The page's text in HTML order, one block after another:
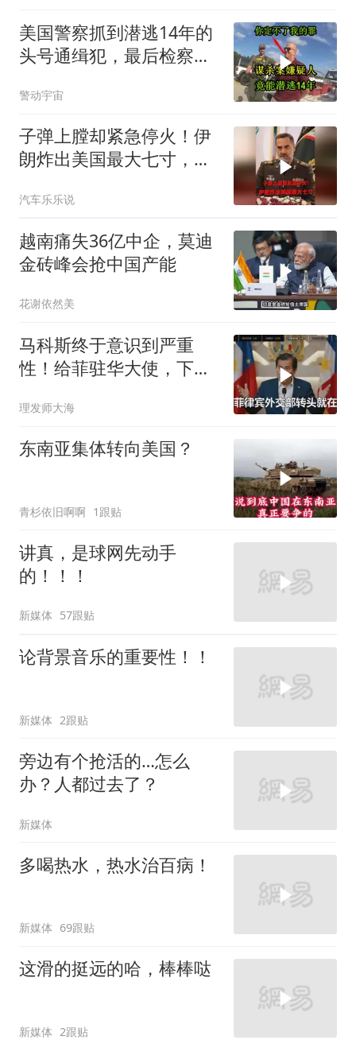
美国警察抓到潜逃14年的
头号通缉犯，最后检察官
警动宇宙
子弹上膛却紧急停火！伊
朗炸出美国最大七寸，特
汽车乐乐说
越南痛失36亿中企，莫迪
金砖峰会抢中国产能
花谢依然美
马科斯终于意识到严重
性！给菲驻华大使，下达
理发师大海
东南亚集体转向美国？
青杉依旧啊啊 1跟贴
讲真，是球网先动手
的！！！
新媒体 57跟贴
论背景音乐的重要性！！
新媒体 2跟贴
旁边有个抢活的…怎么
办？人都过去了？
新媒体
多喝热水，热水治百病！
新媒体 69跟贴
这滑的挺远的哈，棒棒哒
新媒体 2跟贴